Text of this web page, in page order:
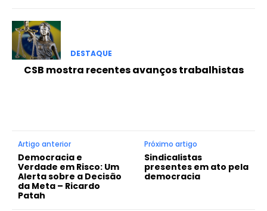
DESTAQUE
CSB mostra recentes avanços trabalhistas
Artigo anterior
Democracia e
Verdade em Risco: Um
Alerta sobre a Decisão
da Meta – Ricardo
Patah
Próximo artigo
Sindicalistas
presentes em ato pela
democracia